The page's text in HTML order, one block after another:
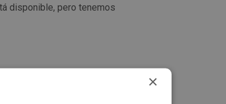
disponible, pero tenemos
×